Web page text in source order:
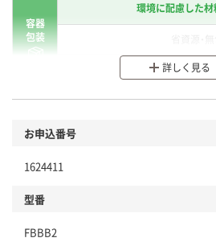
容器
包装
環境に配慮した材
分別・リサイクルし
商品
本体
仕組
詳しく見る
お申込番号
1624411
型番
FBBB2